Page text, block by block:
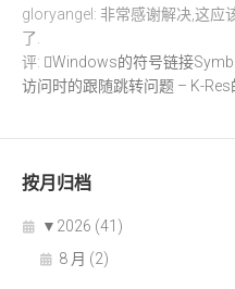
gloryangel: 非常感谢解决,这应
了.
评:
Windows的符号链接
访问时的跟随跳转问题 – K-Res
按月归档
▼ 2026 (41)
8 月 (2)